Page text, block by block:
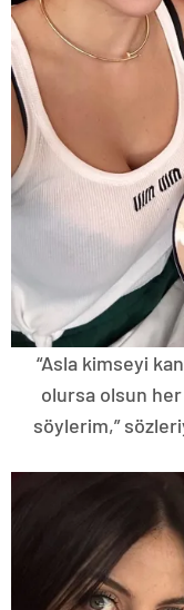
“Asla kimseyi
olursa olsun
söylerim,”